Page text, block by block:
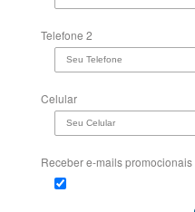
Telefone 2
Celular
Receber e-mails promocionais